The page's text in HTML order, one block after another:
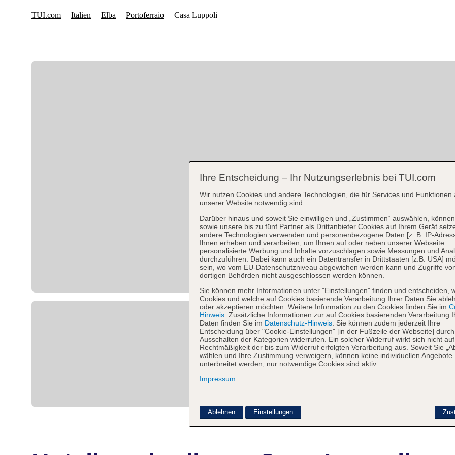
Ihre Entscheidung – Ihr Nutzungserlebnis bei TUI.com
Wir nutzen Cookies und andere Technologien, die für Services und Funktionen
unserer Website notwendig sind.
Darüber hinaus und soweit Sie einwilligen und „Zustimmen“ auswählen,
sowie unsere bis zu fünf Partner als Drittanbieter Cookies auf Ihrem Gerät
andere Technologien verwenden und personenbezogene Daten [z. B. IP-
Ihnen erheben und verarbeiten, um Ihnen auf oder neben unserer Webseite
personalisierte Werbung und Inhalte vorzuschlagen sowie Messungen und
durchzuführen. Dabei kann auch ein Datentransfer in Drittstaaten [z.B. USA]
sein, wo vom EU-Datenschutzniveau abgewichen werden kann und Zugriffe
dortigen Behörden nicht ausgeschlossen werden können.
Sie können mehr Informationen unter "Einstellungen" finden und entscheiden,
Cookies und welche auf Cookies basierende Verarbeitung Ihrer Daten Sie
oder akzeptieren möchten. Weitere Information zu den Cookies finden Sie im
Hinweis . Zusätzliche Informationen zur auf Cookies basierenden Verarbeitung
Daten finden Sie im Datenschutz-Hinweis . Sie können zudem jederzeit Ihre
Entscheidung über "Cookie-Einstellungen" [in der Fußzeile der Webseite] durch
Ausschalten der Kategorien widerrufen. Ein solcher Widerruf wirkt sich nicht
Rechtmäßigkeit der bis zum Widerruf erfolgten Verarbeitung aus. Soweit Sie
wählen und Ihre Zustimmung verweigern, können keine individuellen Angebote
unterbreitet werden, nur notwendige Cookies sind aktiv.
Impressum
Ablehnen Einstellungen